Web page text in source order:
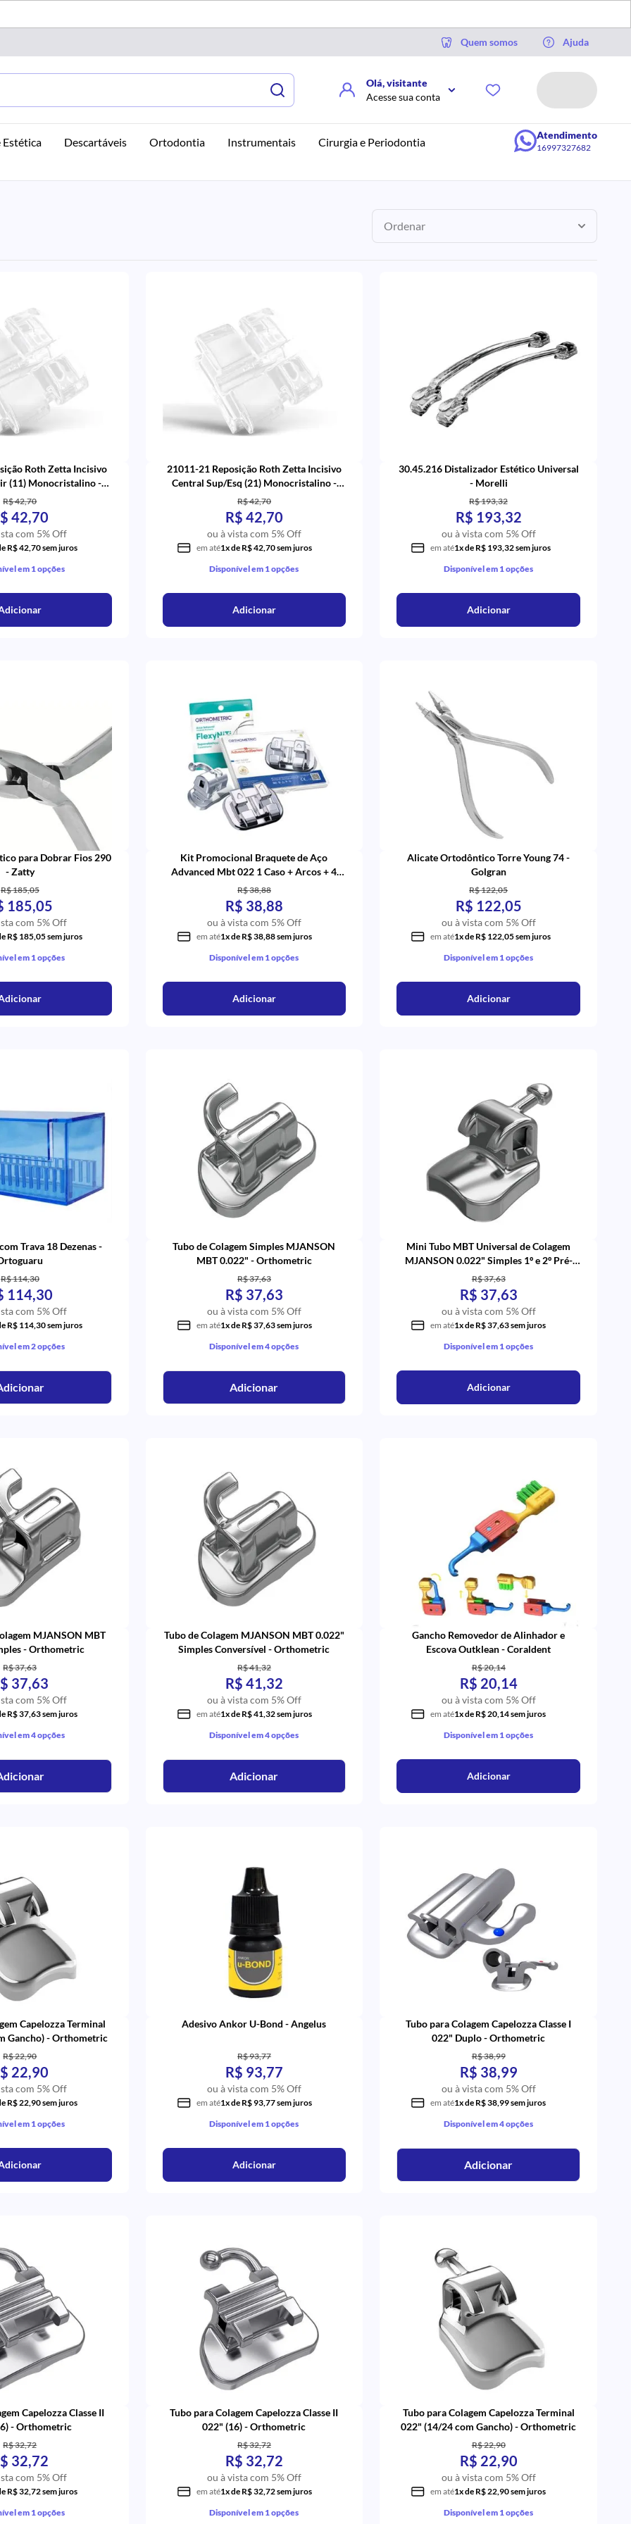
Quem somos Ajuda
Olá, visitante
Acesse sua conta
Estética Descartáveis Ortodontia Instrumentais Cirurgia e Periodontia
Atendimento
16997327682
Ordenar
Roth Zetta Incisivo
(11) Monocristalino -
Eurodonto
R$ 42,70
42,70
com 5% Off
R$ 42,70 sem juros
em 1 opções
21011-21 Reposição Roth Zetta Incisivo
Central Sup/Esq (21) Monocristalino -
Eurodonto
R$ 42,70
R$ 42,70
ou à vista com 5% Off
em até1x de R$ 42,70 sem juros
Disponível em 1 opções
Adicionar
30.45.216 Distalizador Estético Universal
- Morelli
R$ 193,32
R$ 193,32
ou à vista com 5% Off
em até1x de R$ 193,32 sem juros
Disponível em 1 opções
Adicionar
para Dobrar Fios 290
- Zatty
R$ 185,05
185,05
com 5% Off
R$ 185,05 sem juros
em 1 opções
Kit Promocional Braquete de Aço
Advanced Mbt 022 1 Caso + Arcos + 4
Tubos - Orthometric
R$ 38,88
R$ 38,88
ou à vista com 5% Off
em até1x de R$ 38,88 sem juros
Disponível em 1 opções
Adicionar
Alicate Ortodôntico Torre Young 74 -
Golgran
R$ 122,05
R$ 122,05
ou à vista com 5% Off
em até1x de R$ 122,05 sem juros
Disponível em 1 opções
Adicionar
Trava 18 Dezenas -
R$ 114,30
114,30
com 5% Off
R$ 114,30 sem juros
em 2 opções
Tubo de Colagem Simples MJANSON
MBT 0.022" - Orthometric
R$ 37,63
R$ 37,63
ou à vista com 5% Off
em até1x de R$ 37,63 sem juros
Disponível em 4 opções
Adicionar
Mini Tubo MBT Universal de Colagem
MJANSON 0.022" Simples 1º e 2º Pré-
Molares - Orthometric
R$ 37,63
R$ 37,63
ou à vista com 5% Off
em até1x de R$ 37,63 sem juros
Disponível em 1 opções
Adicionar
MJANSON MBT
- Orthometric
R$ 37,63
37,63
com 5% Off
R$ 37,63 sem juros
em 4 opções
Tubo de Colagem MJANSON MBT 0.022"
Simples Conversível - Orthometric
R$ 41,32
R$ 41,32
ou à vista com 5% Off
em até1x de R$ 41,32 sem juros
Disponível em 4 opções
Adicionar
Gancho Removedor de Alinhador e
Escova Outklean - Coraldent
R$ 20,14
R$ 20,14
ou à vista com 5% Off
em até1x de R$ 20,14 sem juros
Disponível em 1 opções
Adicionar
Capelozza Terminal
Gancho) - Orthometric
R$ 22,90
22,90
com 5% Off
R$ 22,90 sem juros
em 1 opções
Adesivo Ankor U-Bond - Angelus
R$ 93,77
R$ 93,77
ou à vista com 5% Off
em até1x de R$ 93,77 sem juros
Disponível em 1 opções
Adicionar
Tubo para Colagem Capelozza Classe I
022" Duplo - Orthometric
R$ 38,99
R$ 38,99
ou à vista com 5% Off
em até1x de R$ 38,99 sem juros
Disponível em 4 opções
Adicionar
Capelozza Classe II
- Orthometric
R$ 32,72
32,72
com 5% Off
R$ 32,72 sem juros
em 1 opções
Tubo para Colagem Capelozza Classe II
022" (16) - Orthometric
R$ 32,72
R$ 32,72
ou à vista com 5% Off
em até1x de R$ 32,72 sem juros
Disponível em 1 opções
Tubo para Colagem Capelozza Terminal
022" (14/24 com Gancho) - Orthometric
R$ 22,90
R$ 22,90
ou à vista com 5% Off
em até1x de R$ 22,90 sem juros
Disponível em 1 opções